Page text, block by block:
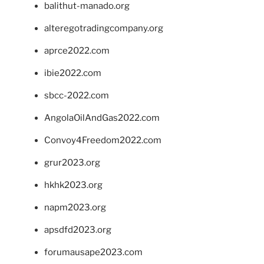
balithut-manado.org
alteregotradingcompany.org
aprce2022.com
ibie2022.com
sbcc-2022.com
AngolaOilAndGas2022.com
Convoy4Freedom2022.com
grur2023.org
hkhk2023.org
napm2023.org
apsdfd2023.org
forumausape2023.com